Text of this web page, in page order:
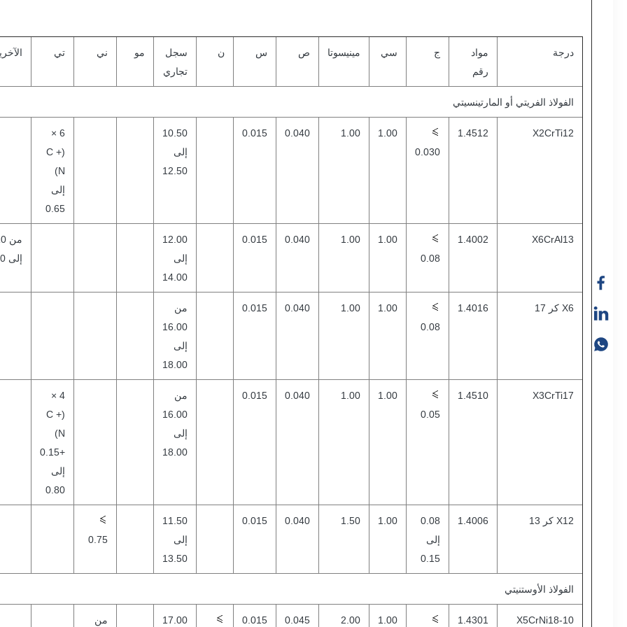
درجة
مواد
رقم
ج سي مينيسوتا ص س ن
سجل
تجاري
مو ني تي
الفولاذ الفريتي أو المارتينسيتي
X2CrTi12
1.4512
0.030
1.00
1.00
0.040
0.015
10.50
إلى
12.50
6 ×
(C +
N)
إلى
0.65
X6CrAl13
1.4002
0.08
1.00
1.00
0.040
0.015
12.00
إلى
14.00
إلى 0.30
X6 كر 17
1.4016
0.08
1.00
1.00
0.040
0.015
من
16.00
إلى
18.00
X3CrTi17
1.4510
0.05
1.00
1.00
0.040
0.015
من
16.00
إلى
18.00
4 ×
(C +
N)
+0.15
إلى
0.80
X12 كر 13 1.4006
0.08
إلى
0.15
1.00
1.50
0.040
0.015
11.50
إلى
13.50
0.75
الفولاذ الأوستنيتي
X5CrNi18-10
1.4301
1.00
2.00
0.045
0.015
17.00 من